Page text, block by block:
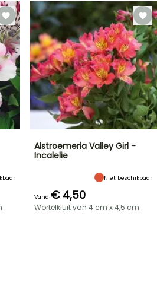
Alstroemeria Valley Girl -
Incalelie
Niet beschikbaar
Vanaf€ 4,50
Wortelkluit van 4 cm x 4,5 cm